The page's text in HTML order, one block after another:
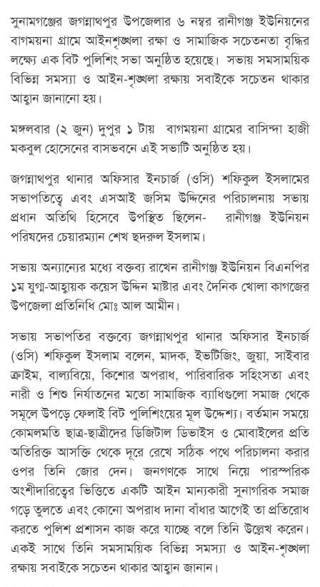
সুনামগঞ্জের জগন্নাথপুর উপজেলার ৬ নম্বর রানীগঞ্জ ইউনিয়নের
বাগময়না গ্রামে আইনশৃঙ্খলা রক্ষা ও সামাজিক সচেতনতা বৃদ্ধির
লক্ষ্যে এক বিট পুলিশিং সভা অনুষ্ঠিত হয়েছে। সভায় সমসাময়িক
বিভিন্ন সমস্যা ও আইন-শৃঙ্খলা রক্ষায় সবাইকে সচেতন থাকার
আহ্বান জানানো হয়।
মঙ্গলবার (২ জুন) দুপুর ১ টায়
বাগময়না গ্রামের বাসিন্দা হাজী
মকবুল হোসেনের বাসভবনে এই সভাটি অনুষ্ঠিত হয়।
জগন্নাথপুর থানার অফিসার ইনচার্জ (ওসি) শফিকুল ইসলামের
সভাপতিত্বে এবং এসআই জসিম উদ্দিনের পরিচালনায় সভায়
প্রধান অতিথি হিসেবে উপস্থিত ছিলেন-
রানীগঞ্জ ইউনিয়ন
পরিষদের চেয়ারম্যান শেখ ছদরুল ইসলাম।
সভায় অন্যান্যের মধ্যে বক্তব্য রাখেন রানীগঞ্জ ইউনিয়ন বিএনপির
১ম যুগ্ম-আহ্বায়ক কয়েস উদ্দিন মাষ্টার এবং দৈনিক খোলা কাগজের
উপজেলা প্রতিনিধি মোঃ আল আমীন।
সভায় সভাপতির বক্তব্যে জগন্নাথপুর থানার অফিসার ইনচার্জ
(ওসি) শফিকুল ইসলাম বলেন, মাদক, ইভটিজিং, জুয়া, সাইবার
ক্রাইম, বাল্যবিয়ে, কিশোর অপরাধ, পারিবারিক সহিংসতা এবং
নারী ও শিশু নির্যাতনের মতো সামাজিক ব্যাধিগুলো সমাজ থেকে
সমূলে উপড়ে ফেলাই বিট পুলিশিংয়ের মূল উদ্দেশ্য। বর্তমান সময়ে
কোমলমতি ছাত্র-ছাত্রীদের ডিজিটাল ডিভাইস ও মোবাইলের প্রতি
অতিরিক্ত আসক্তি থেকে দূরে রেখে সঠিক পথে পরিচালনা করার
ওপর তিনি জোর দেন। জনগণকে সাথে নিয়ে পারস্পরিক
অংশীদারিত্বের ভিত্তিতে একটি আইন মান্যকারী সুনাগরিক সমাজ
গড়ে তুলতে এবং কোনো অপরাধ দানা বাঁধার আগেই তা প্রতিরোধ
করতে পুলিশ প্রশাসন কাজ করে যাচ্ছে বলে তিনি উল্লেখ করেন।
একই সাথে তিনি সমসাময়িক বিভিন্ন সমস্যা ও আইন-শৃঙ্খলা
রক্ষায় সবাইকে সচেতন থাকার আহ্বান জানান।